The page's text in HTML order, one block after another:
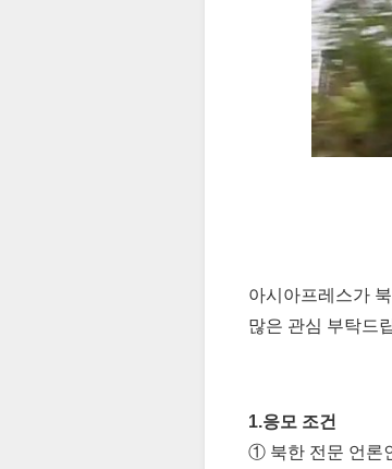
아시아프레스가
많은 관심 부탁드
1.응모 조건
① 북한 전문 언론